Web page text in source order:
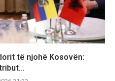
të njohë Kosovën: